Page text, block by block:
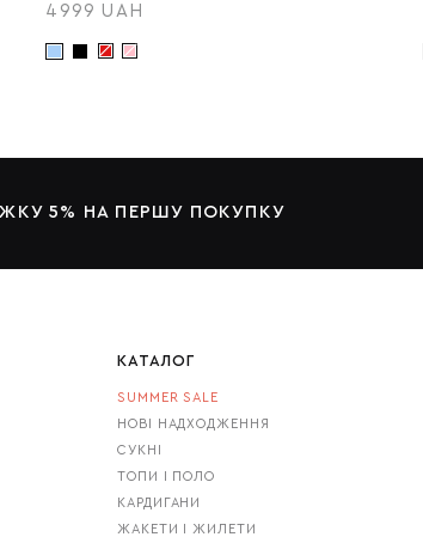
4999 UAH
5% НА ПЕРШУ ПОКУПКУ
КАТАЛОГ
SUMMER SALE
НОВІ НАДХОДЖЕННЯ
СУКНІ
ТОПИ І ПОЛО
КАРДИГАНИ
ЖАКЕТИ І ЖИЛЕТИ